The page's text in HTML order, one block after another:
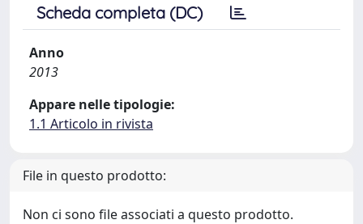
Scheda completa (DC)
Anno
2013
Appare nelle tipologie:
1.1 Articolo in rivista
File in questo prodotto:
Non ci sono file associati a questo prodotto.